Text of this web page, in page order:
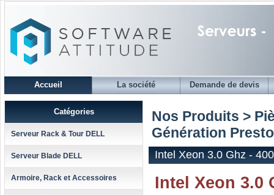
Accueil La société Demande de devis
Catégories
Serveur Rack & Tour DELL
Serveur Blade DELL
Armoire, Rack et Accessoires
Nos Produits >
Génération
Intel Xeon 3.0 Ghz -
Intel Xeon 3.0